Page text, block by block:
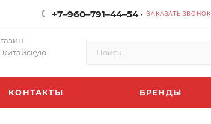
+7‒960‒791‒44‒54 ЗАКАЗАТЬ ЗВОНОК
китайскую
КОНТАКТЫ БРЕНДЫ